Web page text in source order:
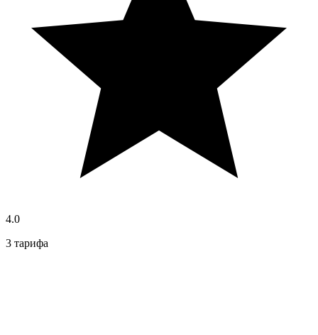
4.0
3 тарифа